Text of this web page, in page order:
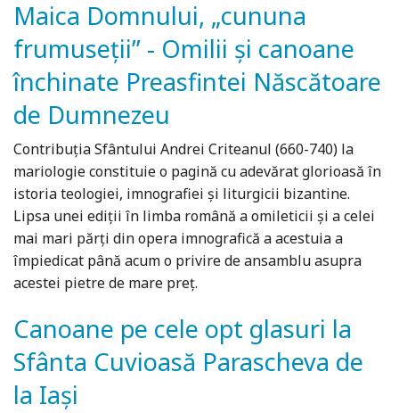
Maica Domnului, „cununa
frumuseții” - Omilii și canoane
închinate Preasfintei Născătoare
de Dumnezeu
Contribuția Sfântului Andrei Criteanul (660-740) la
mariologie constituie o pagină cu adevărat glorioasă în
istoria teologiei, imnografiei și liturgicii bizantine.
Lipsa unei ediții în limba română a omileticii și a celei
mai mari părți din opera imnografică a acestuia a
împiedicat până acum o privire de ansamblu asupra
acestei pietre de mare preț.
Canoane pe cele opt glasuri la
Sfânta Cuvioasă Parascheva de
la Iași